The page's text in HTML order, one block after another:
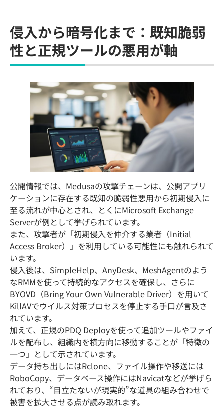
侵入から暗号化まで：既知脆弱
性と正規ツールの悪用が軸
公開情報では、Medusaの攻撃チェーンは、公開アプリ
ケーションに存在する既知の脆弱性悪用から初期侵入に
至る流れが中心とされ、とくにMicrosoft Exchange
Serverが例として挙げられています。
また、攻撃者が「初期侵入を仲介する業者（Initial
Access Broker）」を利用している可能性にも触れられて
います。
侵入後は、SimpleHelp、AnyDesk、MeshAgentのよう
なRMMを使って持続的なアクセスを確保し、さらに
BYOVD（Bring Your Own Vulnerable Driver）を用いて
KillAVでウイルス対策プロセスを停止する手口が言及さ
れています。
加えて、正規のPDQ Deployを使って追加ツールやファイ
ルを配布し、組織内を横方向に移動することが「特徴の
一つ」として示されています。
データ持ち出しにはRclone、ファイル操作や移送には
RoboCopy、データベース操作にはNavicatなどが挙げら
れており、“目立たないが現実的”な道具の組み合わせで
被害を拡大させる点が読み取れます。